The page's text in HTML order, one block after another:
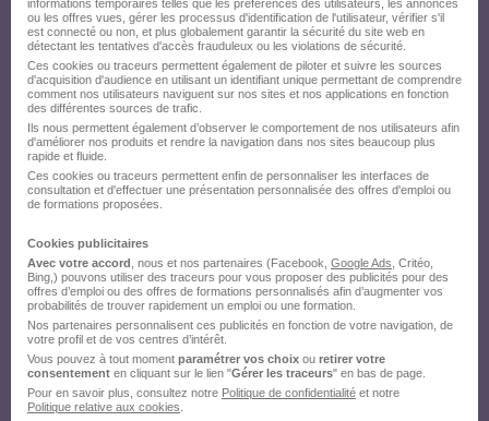
informations temporaires telles que les préférences des utilisateurs, les annonces
ou les offres vues, gérer les processus d'identification de l'utilisateur, vérifier s'il
est connecté ou non, et plus globalement garantir la sécurité du site web en
détectant les tentatives d'accès frauduleux ou les violations de sécurité.
Ces cookies ou traceurs permettent également de piloter et suivre les sources
d'acquisition d'audience en utilisant un identifiant unique permettant de comprendre
comment nos utilisateurs naviguent sur nos sites et nos applications en fonction
des différentes sources de trafic.
Ils nous permettent également d’observer le comportement de nos utilisateurs afin
d'améliorer nos produits et rendre la navigation dans nos sites beaucoup plus
rapide et fluide.
Ces cookies ou traceurs permettent enfin de personnaliser les interfaces de
consultation et d'effectuer une présentation personnalisée des offres d'emploi ou
de formations proposées.
Cookies publicitaires
Avec votre accord , nous et nos partenaires (Facebook, Google Ads , Critéo,
Bing,) pouvons utiliser des traceurs pour vous proposer des publicités pour des
offres d’emploi ou des offres de formations personnalisés afin d’augmenter vos
probabilités de trouver rapidement un emploi ou une formation.
Nos partenaires personnalisent ces publicités en fonction de votre navigation, de
votre profil et de vos centres d’intérêt.
Vous pouvez à tout moment paramétrer vos choix ou retirer votre
consentement en cliquant sur le lien "Gérer les traceurs" en bas de page.
Pour en savoir plus, consultez notre Politique de confidentialité et notre
Politique relative aux cookies